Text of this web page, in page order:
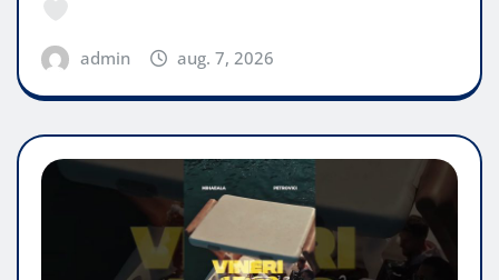
admin aug. 7, 2026